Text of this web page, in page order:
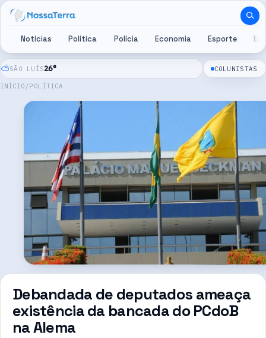
Pular para o conteúdo
Notícias Política Polícia Economia Esporte
⛅SÃO LUÍS26° COLUNISTAS
INÍCIO / POLÍTICA
Debandada de deputados ameaça
existência da bancada do PCdoB
na Alema